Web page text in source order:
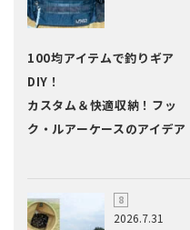
100均アイテムで釣りギア
DIY！
カスタム＆快適収納！フッ
ク・ルアーケースのアイデア
2026.7.31